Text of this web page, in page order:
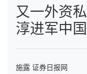
又一外资
淳进军中
施露 证券日报网